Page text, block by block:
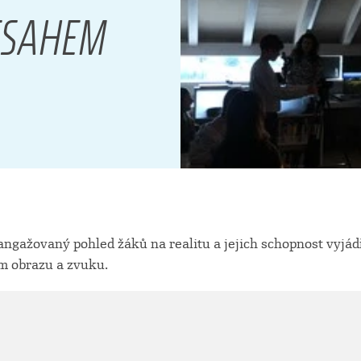
pohled žáků na realitu a jejich schopnost
obrazu a zvuku.